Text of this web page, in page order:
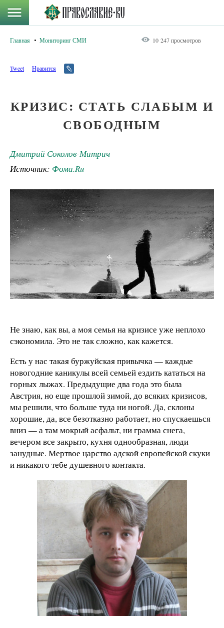
Главная Мониторинг СМИ 10 247 просмотров
Tweet Нравится
КРИЗИС: СТАТЬ СЛАБЫМ И
СВОБОДНЫМ
Дмитрий Соколов-Митрич
Источник: Фома.Ru
Не знаю, как вы, а моя семья на кризисе уже неплохо
сэкономила. Это не так сложно, как кажется.
Есть у нас такая буржуйская привычка — каждые
новогодние каникулы всей семьей ездить кататься на
горных лыжах. Предыдущие два года это была
Австрия, но еще прошлой зимой, до всяких кризисов,
мы решили, что больше туда ни ногой. Да, склоны
хорошие, да, все безотказно работает, но спускаешься
вниз — а там мокрый асфальт, ни грамма снега,
вечером все закрыто, кухня однообразная, люди
занудные. Мертвое царство адской европейской скуки
и никакого тебе душевного контакта.